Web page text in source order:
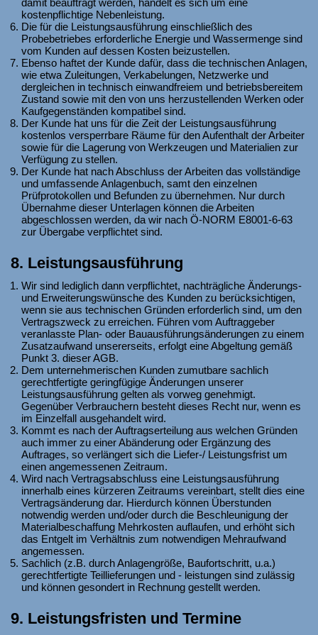
damit beauftragt werden, handelt es sich um eine
kostenpflichtige Nebenleistung.
Die für die Leistungsausführung einschließlich des
Probebetriebes erforderliche Energie und Wassermenge sind
vom Kunden auf dessen Kosten beizustellen.
Ebenso haftet der Kunde dafür, dass die technischen Anlagen,
wie etwa Zuleitungen, Verkabelungen, Netzwerke und
dergleichen in technisch einwandfreiem und betriebsbereitem
Zustand sowie mit den von uns herzustellenden Werken oder
Kaufgegenständen kompatibel sind.
Der Kunde hat uns für die Zeit der Leistungsausführung
kostenlos versperrbare Räume für den Aufenthalt der Arbeiter
sowie für die Lagerung von Werkzeugen und Materialien zur
Verfügung zu stellen.
Der Kunde hat nach Abschluss der Arbeiten das vollständige
und umfassende Anlagenbuch, samt den einzelnen
Prüfprotokollen und Befunden zu übernehmen. Nur durch
Übernahme dieser Unterlagen können die Arbeiten
abgeschlossen werden, da wir nach Ö-NORM E8001-6-63
zur Übergabe verpflichtet sind.
8. Leistungsausführung
Wir sind lediglich dann verpflichtet, nachträgliche Änderungs-
und Erweiterungswünsche des Kunden zu berücksichtigen,
wenn sie aus technischen Gründen erforderlich sind, um den
Vertragszweck zu erreichen. Führen vom Auftraggeber
veranlasste Plan- oder Bauausführungsänderungen zu einem
Zusatzaufwand unsererseits, erfolgt eine Abgeltung gemäß
Punkt 3. dieser AGB.
Dem unternehmerischen Kunden zumutbare sachlich
gerechtfertigte geringfügige Änderungen unserer
Leistungsausführung gelten als vorweg genehmigt.
Gegenüber Verbrauchern besteht dieses Recht nur, wenn es
im Einzelfall ausgehandelt wird.
Kommt es nach der Auftragserteilung aus welchen Gründen
auch immer zu einer Abänderung oder Ergänzung des
Auftrages, so verlängert sich die Liefer-/ Leistungsfrist um
einen angemessenen Zeitraum.
Wird nach Vertragsabschluss eine Leistungsausführung
innerhalb eines kürzeren Zeitraums vereinbart, stellt dies eine
Vertragsänderung dar. Hierdurch können Überstunden
notwendig werden und/oder durch die Beschleunigung der
Materialbeschaffung Mehrkosten auflaufen, und erhöht sich
das Entgelt im Verhältnis zum notwendigen Mehraufwand
angemessen.
Sachlich (z.B. durch Anlagengröße, Baufortschritt, u.a.)
gerechtfertigte Teillieferungen und - leistungen sind zulässig
und können gesondert in Rechnung gestellt werden.
9. Leistungsfristen und Termine